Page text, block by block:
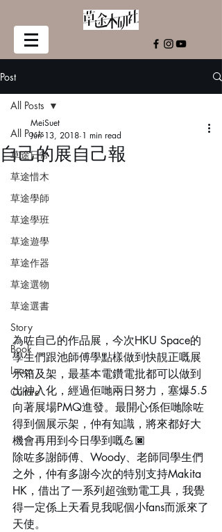
Post
All Posts
草途日常
草途惜木
草途學師
草途學班
草途遊學
草途作器
草途選物
草途選書
Story
Book
Learn
Culture
All Posts
自己的展自己報
MeiSuet
Jun 13, 2018 1 min read
為咗自己的作品展，今次HKU Space的
學生們跟池師傅學點樣做到快靚正嘅展
示箱及架，最基本電鑽電批都可以做到
出神入化，經過佢哋兩日努力，塞爆5.5
向著展場PMQ進發。最開心係佢哋除咗
得到個展示架，仲有知識，將來都好大
機會再用到今日學到嘅💪🏿
除咗多謝師傅、Woody、老師同學生們
之外，仲有多謝今次的特別支持Makita
HK，借出了一系列超強勁電工具，我覺
得一定係上天看見我呢個小fans而派來了
天使。